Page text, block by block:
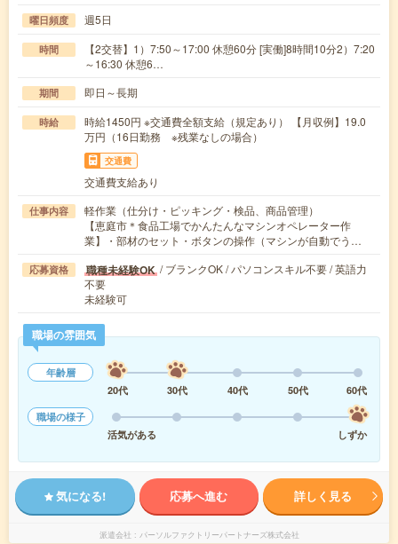
曜日頻度 週5日
時間
【2交替】1）7:50～17:00 休憩60分 [実働]8時間10分2）7:20
～16:30 休憩6…
期間 即日～長期
時給
時給1450円 ※交通費全額支給（規定あり） 【月収例】19.0
万円（16日勤務 ※残業なしの場合）
交通費
交通費支給あり
仕事内容
軽作業（仕分け・ピッキング・検品、商品管理）
【恵庭市＊食品工場でかんたんなマシンオペレーター作
業】・部材のセット・ボタンの操作（マシンが自動でう…
応募資格 職種未経験OK / ブランクOK / パソコンスキル不要 / 英語力
不要
未経験可
職場の雰囲気
年齢層
20代
30代 40代 50代
60代
職場の様子
活気がある
しずか
気になる! 応募へ進む 詳しく見る
派遣会社 パーソルファクトリーパートナーズ株式会社